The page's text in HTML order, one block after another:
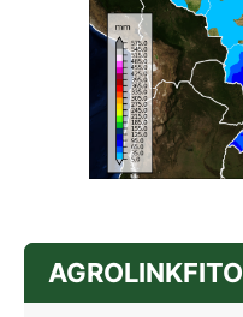
AGROLINKFITO